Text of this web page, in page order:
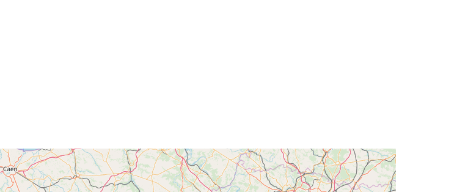
120066022-wxs-ca98d29e-02c9-
4995-8660-e9bfc44c6e82